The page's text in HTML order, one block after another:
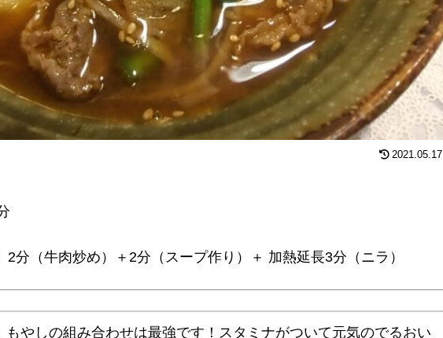
2021.05.17
（牛肉炒め）＋2分（スープ作り）＋ 加熱延長3分（ニラ）
もやしの組み合わせは最強です！スタミナがついて元気のでるおい